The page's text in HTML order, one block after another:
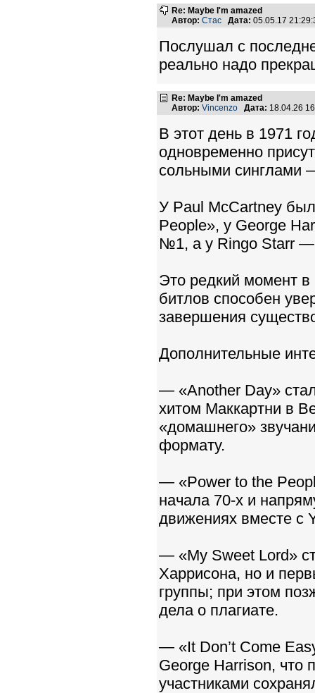
Re: Maybe I'm amazed
Автор: Стас Дата: 05.05.17
Послушал с
реально надо
Re: Maybe I'm amazed
Автор: Vincenzo Дата: 18.04.26
В этот день в 1971
одновременно
сольными синглами
У Paul McCartney
People», у George
№1, а у Ringo Starr —
Это редкий момент
битлов способен
завершения
Дополнительные
— «Another Day»
хитом Маккартни в
«домашнего»
формату.
— «Power to the
начала 70-х и
движениях вместе с
— «My Sweet Lord»
Харрисона, но и
группы; при этом
дела о плагиате.
— «It Don’t Come
George Harrison, что
участниками